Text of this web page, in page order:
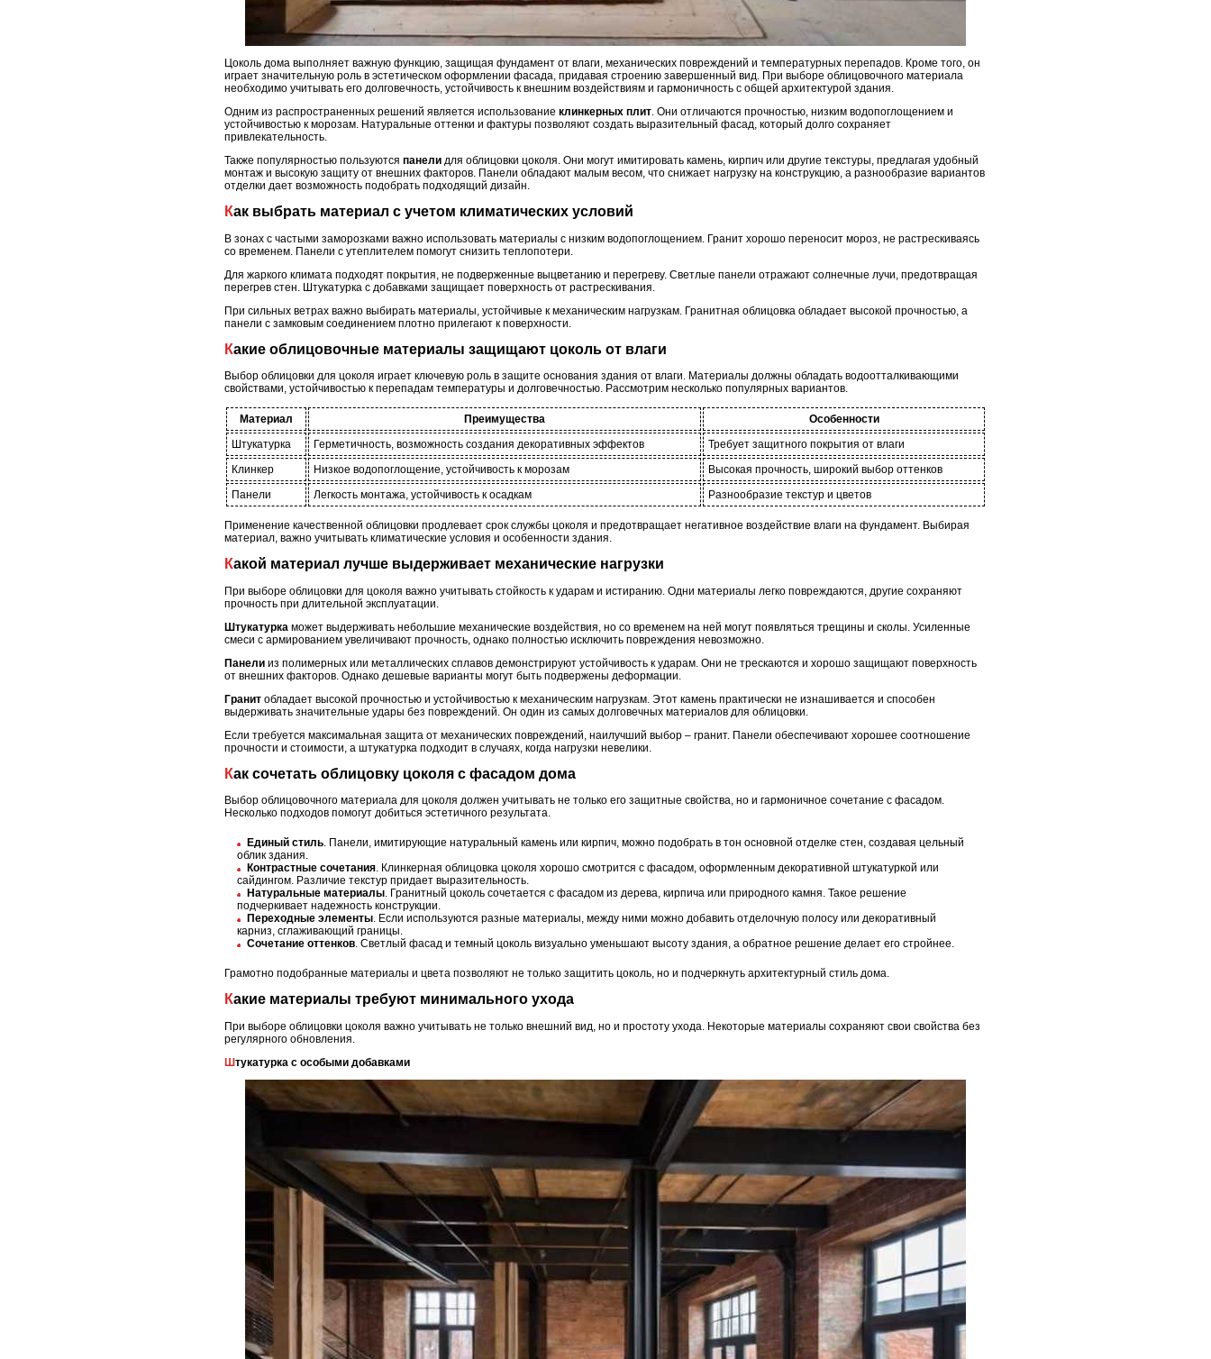
Цоколь дома выполняет важную функцию, защищая фундамент от влаги, механических повреждений и температурных перепадов. Кроме того, он
играет значительную роль в эстетическом оформлении фасада, придавая строению завершенный вид. При выборе облицовочного материала
необходимо учитывать его долговечность, устойчивость к внешним воздействиям и гармоничность с общей архитектурой здания.
Одним из распространенных решений является использование клинкерных плит. Они отличаются прочностью, низким водопоглощением и
устойчивостью к морозам. Натуральные оттенки и фактуры позволяют создать выразительный фасад, который долго сохраняет
привлекательность.
Также популярностью пользуются панели для облицовки цоколя. Они могут имитировать камень, кирпич или другие текстуры, предлагая удобный
монтаж и высокую защиту от внешних факторов. Панели обладают малым весом, что снижает нагрузку на конструкцию, а разнообразие вариантов
отделки дает возможность подобрать подходящий дизайн.
Как выбрать материал с учетом климатических условий
В зонах с частыми заморозками важно использовать материалы с низким водопоглощением. Гранит хорошо переносит мороз, не растрескиваясь
со временем. Панели с утеплителем помогут снизить теплопотери.
Для жаркого климата подходят покрытия, не подверженные выцветанию и перегреву. Светлые панели отражают солнечные лучи, предотвращая
перегрев стен. Штукатурка с добавками защищает поверхность от растрескивания.
При сильных ветрах важно выбирать материалы, устойчивые к механическим нагрузкам. Гранитная облицовка обладает высокой прочностью, а
панели с замковым соединением плотно прилегают к поверхности.
Какие облицовочные материалы защищают цоколь от влаги
Выбор облицовки для цоколя играет ключевую роль в защите основания здания от влаги. Материалы должны обладать водоотталкивающими
свойствами, устойчивостью к перепадам температуры и долговечностью. Рассмотрим несколько популярных вариантов.
Материал Преимущества
Особенности
Штукатурка
Герметичность, возможность создания декоративных эффектов
Требует защитного покрытия от влаги
Клинкер
Низкое водопоглощение, устойчивость к морозам
Высокая прочность, широкий выбор оттенков
Панели
Легкость монтажа, устойчивость к осадкам Разнообразие текстур и цветов
Применение качественной облицовки продлевает срок службы цоколя и предотвращает негативное воздействие влаги на фундамент. Выбирая
материал, важно учитывать климатические условия и особенности здания.
Какой материал лучше выдерживает механические нагрузки
При выборе облицовки для цоколя важно учитывать стойкость к ударам и истиранию. Одни материалы легко повреждаются, другие сохраняют
прочность при длительной эксплуатации.
Штукатурка может выдерживать небольшие механические воздействия, но со временем на ней могут появляться трещины и сколы. Усиленные
смеси с армированием увеличивают прочность, однако полностью исключить повреждения невозможно.
Панели из полимерных или металлических сплавов демонстрируют устойчивость к ударам. Они не трескаются и хорошо защищают поверхность
от внешних факторов. Однако дешевые варианты могут быть подвержены деформации.
Гранит обладает высокой прочностью и устойчивостью к механическим нагрузкам. Этот камень практически не изнашивается и способен
выдерживать значительные удары без повреждений. Он один из самых долговечных материалов для облицовки.
Если требуется максимальная защита от механических повреждений, наилучший выбор – гранит. Панели обеспечивают хорошее соотношение
прочности и стоимости, а штукатурка подходит в случаях, когда нагрузки невелики.
Как сочетать облицовку цоколя с фасадом дома
Выбор облицовочного материала для цоколя должен учитывать не только его защитные свойства, но и гармоничное сочетание с фасадом.
Несколько подходов помогут добиться эстетичного результата.
Единый стиль. Панели, имитирующие натуральный камень или кирпич, можно подобрать в тон основной отделке стен, создавая цельный
облик здания.
Контрастные сочетания. Клинкерная облицовка цоколя хорошо смотрится с фасадом, оформленным декоративной штукатуркой или
сайдингом. Различие текстур придает выразительность.
Натуральные материалы. Гранитный цоколь сочетается с фасадом из дерева, кирпича или природного камня. Такое решение
подчеркивает надежность конструкции.
Переходные элементы. Если используются разные материалы, между ними можно добавить отделочную полосу или декоративный
карниз, сглаживающий границы.
Сочетание оттенков. Светлый фасад и темный цоколь визуально уменьшают высоту здания, а обратное решение делает его стройнее.
Грамотно подобранные материалы и цвета позволяют не только защитить цоколь, но и подчеркнуть архитектурный стиль дома.
Какие материалы требуют минимального ухода
При выборе облицовки цоколя важно учитывать не только внешний вид, но и простоту ухода. Некоторые материалы сохраняют свои свойства без
регулярного обновления.
Штукатурка с особыми добавками